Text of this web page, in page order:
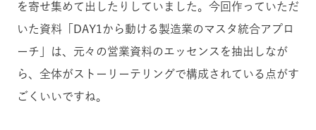
を寄せ集めて出したりしていました。今回作っていただ
いた資料「DAY1から動ける製造業のマスタ統合アプロ
ーチ」は、元々の営業資料のエッセンスを抽出しなが
ら、全体がストーリーテリングで構成されている点がす
ごくいいですね。